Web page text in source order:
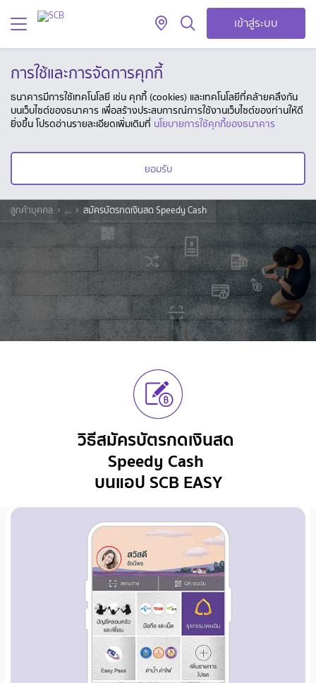
เข้าสู่ระบบ
การใช้และการจัดการคุกกี้
ธนาคารมีการใช้เทคโนโลยี เช่น คุกกี้ (cookies) และเทคโนโลยีที่คล้ายคลึงกัน
บนเว็บไซต์ของธนาคาร เพื่อสร้างประสบการณ์การใช้งานเว็บไซต์ของท่านให้ดี
ยิ่งขึ้น โปรดอ่านรายละเอียดเพิ่มเติมที่ นโยบายการใช้คุกกี้ของธนาคาร
ยอมรับ
ลูกค้าบุคคล ... สมัครบัตรกดเงินสด Speedy Cash
วิธีสมัครบัตรกดเงินสด
Speedy Cash
บนแอป SCB EASY